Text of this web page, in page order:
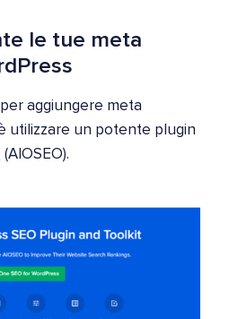
le tue meta
aggiungere meta
utilizzare un potente plugin
(AIOSEO).